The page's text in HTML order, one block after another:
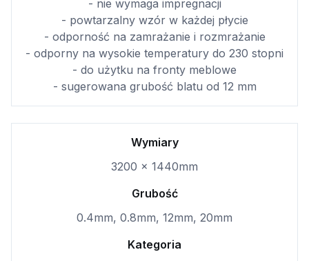
- nie wymaga impregnacji
- powtarzalny wzór w każdej płycie
- odporność na zamrażanie i rozmrażanie
- odporny na wysokie temperatury do 230 stopni
- do użytku na fronty meblowe
- sugerowana grubość blatu od 12 mm
Wymiary
3200 x 1440mm
Grubość
0.4mm, 0.8mm, 12mm, 20mm
Kategoria